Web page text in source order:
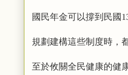
國民年金可以撐到民國
規劃建構這些制度時，
至於攸關全民健康的健